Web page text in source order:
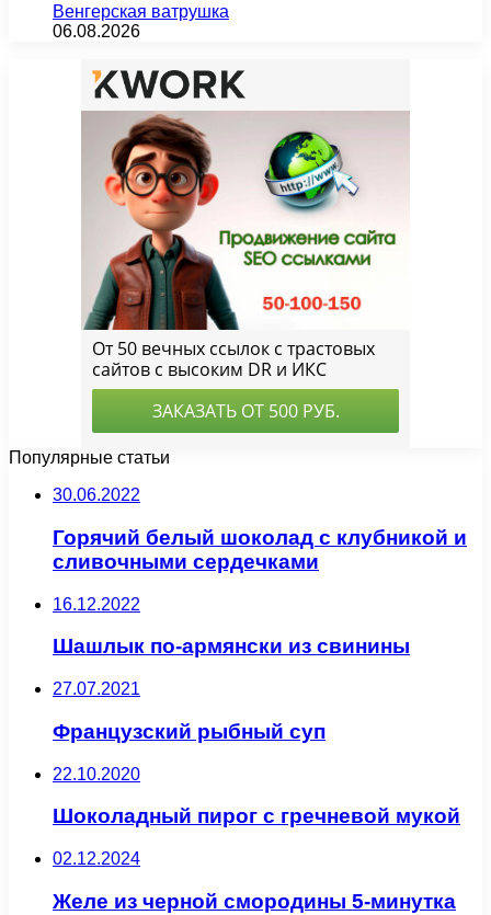
Венгерская ватрушка
06.08.2026
Популярные статьи
30.06.2022
Горячий белый шоколад с клубникой и
сливочными сердечками
16.12.2022
Шашлык по-армянски из свинины
27.07.2021
Французский рыбный суп
22.10.2020
Шоколадный пирог с гречневой мукой
02.12.2024
Желе из черной смородины 5-минутка